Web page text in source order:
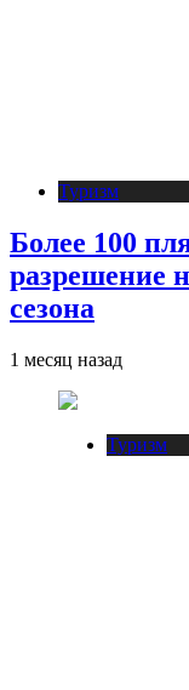
Туризм
Более 100
разрешение
сезона
1 месяц назад
Туризм